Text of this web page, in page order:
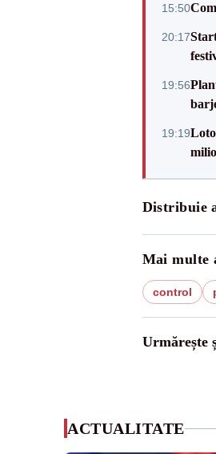
15:50
20:17
19:56
19:19
Distribuie
Mai multe
control
Urmărește
ACTUALITATE